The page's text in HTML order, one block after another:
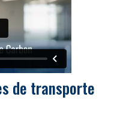
de transporte